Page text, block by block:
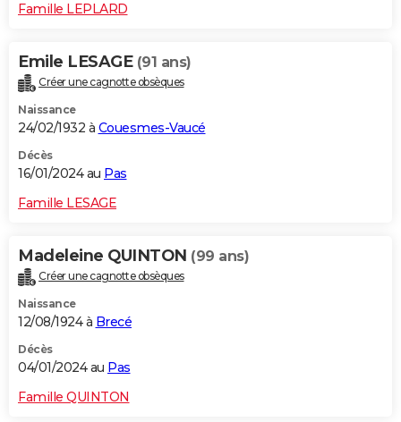
Famille LEPLARD
Emile LESAGE (91 ans)
Créer une cagnotte obsèques
Naissance
24/02/1932 à Couesmes-Vaucé
Décès
16/01/2024 au Pas
Famille LESAGE
Madeleine QUINTON (99 ans)
Créer une cagnotte obsèques
Naissance
12/08/1924 à Brecé
Décès
04/01/2024 au Pas
Famille QUINTON